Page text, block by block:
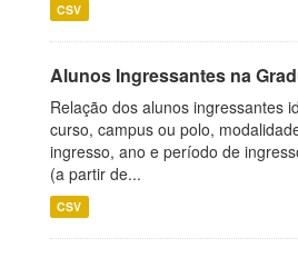
CSV
Alunos Ingressantes na
Relação dos alunos ingressantes
curso, campus ou polo,
ingresso, ano e período de
(a partir de...
CSV